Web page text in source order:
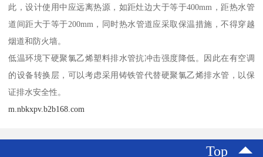
此，设计使用中应远离热源，如距灶边大于等于400mm，距热水管
道间距大于等于200mm，同时热水管道应采取保温措施，不得穿越
烟道和防火墙。
低温环境下硬聚氯乙烯塑料排水管抗冲击强度降低。因此在有空调
的设备转换层，可以考虑采用铸铁管代替硬聚氯乙烯排水管，以保
证排水安全性。
m.nbkxpv.b2b168.com
Top